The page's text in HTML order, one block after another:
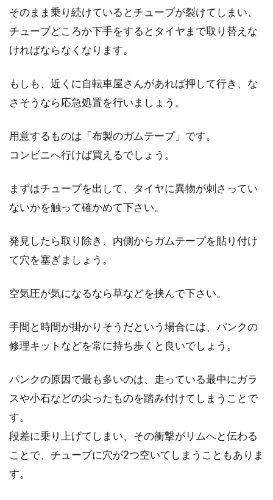
そのまま乗り続けているとチューブが裂けてしまい、
チューブどころか下手をするとタイヤまで取り替えな
ければならなくなります。
もしも、近くに自転車屋さんがあれば押して行き、な
さそうなら応急処置を行いましょう。
用意するものは「布製のガムテープ」です。
コンビニへ行けば買えるでしょう。
まずはチューブを出して、タイヤに異物が刺さってい
ないかを触って確かめて下さい。
発見したら取り除き、内側からガムテープを貼り付け
て穴を塞ぎましょう。
空気圧が気になるなら草などを挟んで下さい。
手間と時間が掛かりそうだという場合には、パンクの
修理キットなどを常に持ち歩くと良いでしょう。
パンクの原因で最も多いのは、走っている最中にガラ
スや小石などの尖ったものを踏み付けてしまうことで
す。
段差に乗り上げてしまい、その衝撃がリムへと伝わる
ことで、チューブに穴が2つ空いてしまうこともありま
す。